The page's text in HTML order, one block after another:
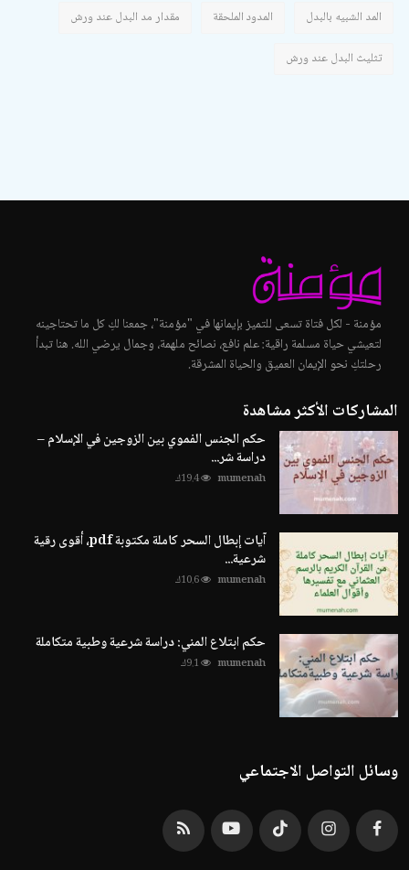
المد الشبيه بالبدل المدود الملحقة مقدار مد البدل عند ورش
تثليث البدل عند ورش
مؤمنة - لكل فتاة تسعى للتميز بإيمانها في "مؤمنة"، جمعنا لكِ كل ما تحتاجينه
لتعيشي حياة مسلمة راقية: علم نافع، نصائح ملهمة، وجمال يرضي الله. هنا تبدأ
رحلتكِ نحو الإيمان العميق والحياة المشرقة.
المشاركات الأكثر مشاهدة
حكم الجنس الفموي بين الزوجين في الإسلام –
دراسة شر...
mumenah
آيات إبطال السحر كاملة مكتوبة pdf، أقوى رقية
شرعية...
mumenah
حكم ابتلاع المني: دراسة شرعية وطبية متكاملة
mumenah
وسائل التواصل الاجتماعي